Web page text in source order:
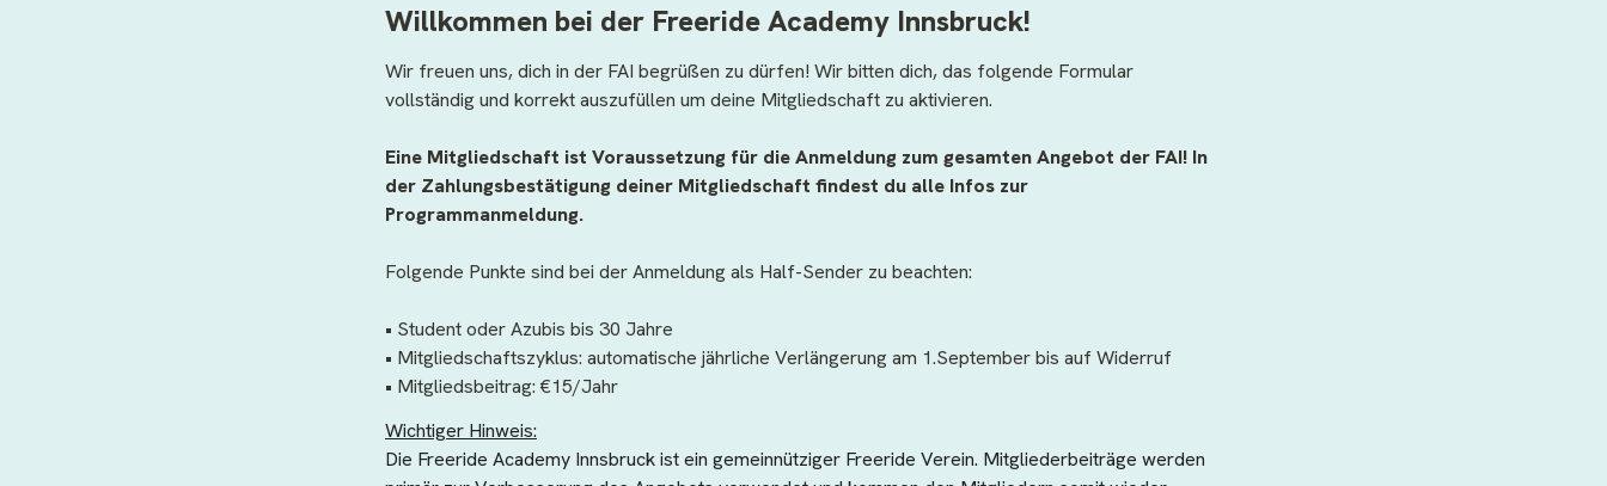
Willkommen bei der Freeride Academy Innsbruck!
Wir freuen uns, dich in der FAI begrüßen zu dürfen! Wir bitten dich, das folgende Formular
vollständig und korrekt auszufüllen um deine Mitgliedschaft zu aktivieren.
Eine Mitgliedschaft ist Voraussetzung für die Anmeldung zum gesamten Angebot der FAI! In
der Zahlungsbestätigung deiner Mitgliedschaft findest du alle Infos zur
Programmanmeldung.
Folgende Punkte sind bei der Anmeldung als Half-Sender zu beachten:
• Student oder Azubis bis 30 Jahre
• Mitgliedschaftszyklus: automatische jährliche Verlängerung am 1.September bis auf Widerruf
• Mitgliedsbeitrag: €15/Jahr
Wichtiger Hinweis:
Die Freeride Academy Innsbruck ist ein gemeinnütziger Freeride Verein. Mitgliederbeiträge werden